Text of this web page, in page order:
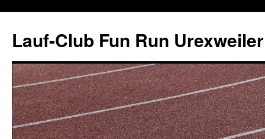
springen
Lauf-Club Fun Run